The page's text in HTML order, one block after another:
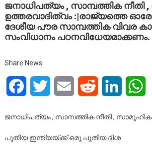
ജനാധിപത്യം , സാമ്പത്തിക
ഉത്തരവാദിത്വം :|രാജ്യത്തെ
ദേശീയ പൗര സാമ്പത്തിക വിവര
സംവിധാനം പഠനവിധേയമാക്കണം.
Share News
FacebookTwitter Email Reddit LinkedIn
ജനാധിപത്യം , സാമ്പത്തിക നീതി , സാമൂഹിക
പുതിയ ഇന്ത്യയ്ക്ക് ഒരു പുതിയ ദിശ